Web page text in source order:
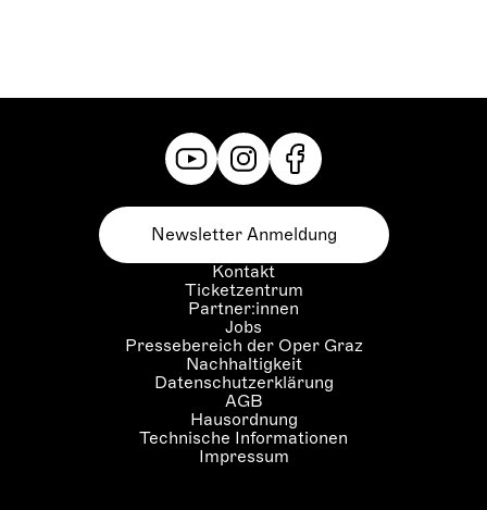
Kontakt
Ticketzentrum
Partner:innen
Jobs
Pressebereich der Oper Graz
Nachhaltigkeit
Datenschutzerklärung
AGB
Hausordnung
Technische Informationen
Impressum
Newsletter Anmeldung